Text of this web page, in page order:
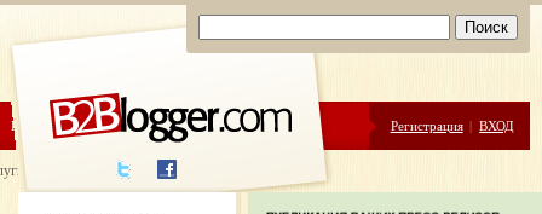
ЦЕНЫ ПОМОЩЬ Регистрация | ВХОД
написания